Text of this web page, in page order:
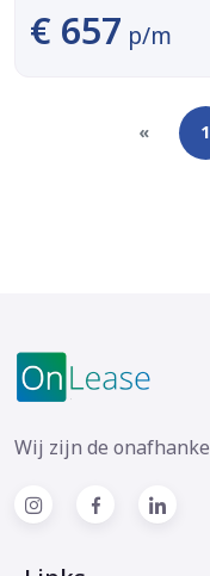
€ 657 p/m
« 1
Wij zijn de